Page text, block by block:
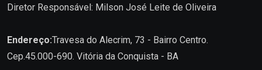
Diretor Responsável: Milson José Leite de Oliveira
Endereço:Travesa do Alecrim, 73 - Bairro Centro.
Cep.45.000-690. Vitória da Conquista - BA